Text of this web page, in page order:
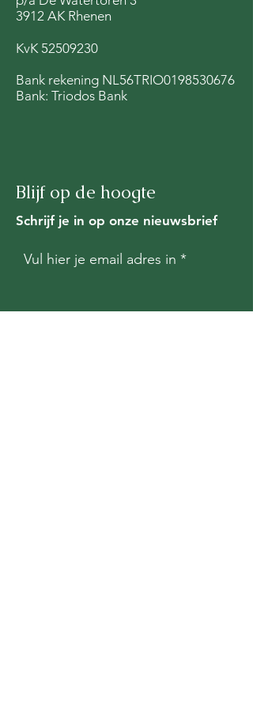
Koerheuvel
3912 AK Rhenen
KvK 52509230
Bank rekening NL56TRIO0198530676
Bank: Triodos Bank
Blijf op de hoogte
Schrijf je in op onze nieuwsbrief
Vul hier je email adres in